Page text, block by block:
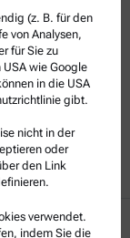
(z. B. für den
von Analysen,
für Sie zu
wie Google
in die USA
gibt.
nicht in der
oder
den Link
verwendet.
indem Sie die